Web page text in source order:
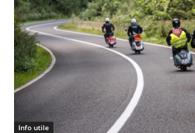
Info utile